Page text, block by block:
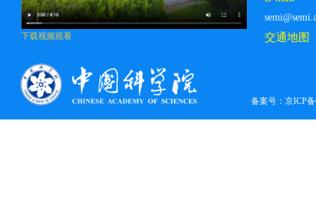
下载视频观看 交通地图
备案号： 京ICP